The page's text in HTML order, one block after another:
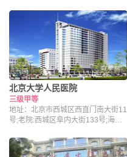
北京大学人民医院
三级甲等
地址：北京市西城区西直门南大街11
号;老院:西城区阜内大街133号;海淀